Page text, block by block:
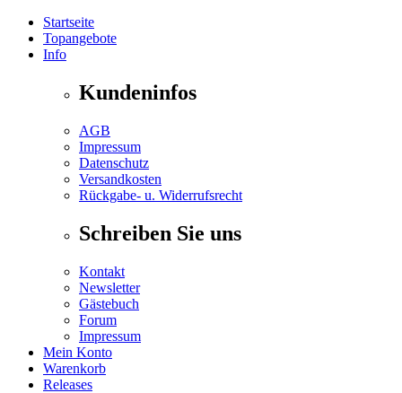
Startseite
Topangebote
Info
Kundeninfos
AGB
Impressum
Datenschutz
Versandkosten
Rückgabe- u. Widerrufsrecht
Schreiben Sie uns
Kontakt
Newsletter
Gästebuch
Forum
Impressum
Mein Konto
Warenkorb
Releases